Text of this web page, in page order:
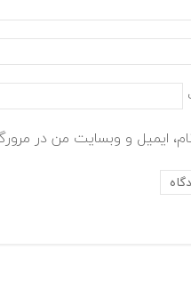
ایمیل و وبسایت من در